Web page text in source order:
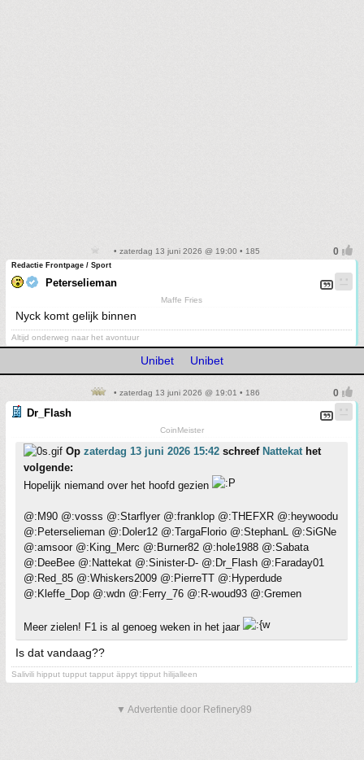
• zaterdag 13 juni 2026 @ 19:00 • 185
Redactie Frontpage / Sport
Peterselieman
Maffe Fries
Nyck komt gelijk binnen
Altijd onderweg naar het avontuur
Unibet Unibet
• zaterdag 13 juni 2026 @ 19:01 • 186
Dr_Flash
CoinMeister
Op zaterdag 13 juni 2026 15:42 schreef Nattekathet
volgende:
Hopelijk niemand over het hoofd gezien
@:M90 @:vosss @:Starflyer @:franklop @:THEFXR @:heywoodu
@:Peterselieman @:Doler12 @:TargaFlorio @:StephanL @:SiGNe
@:amsoor @:King_Merc @:Burner82 @:hole1988 @:Sabata
@:DeeBee @:Nattekat @:Sinister-D- @:Dr_Flash @:Faraday01
@:Red_85 @:Whiskers2009 @:PierreTT @:Hyperdude
@:Kleffe_Dop @:wdn @:Ferry_76 @:R-woud93 @:Gremen
Meer zielen! F1 is al genoeg weken in het jaar
Is dat vandaag??
Salivili hipput tupput tapput äppyt tipput hilijalleen
▼ Advertentie door Refinery89